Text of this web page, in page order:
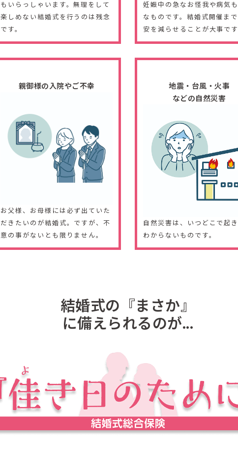
もいらっしゃいます。無理をして
楽しめない結婚式を行うのは残念
です。
妊娠中の急なお怪我や病気
なものです。結婚式開催ま
安を減らせることが大事で
親御様の入院やご不幸
お父様、お母様には必ず出ていた
だきたいのが結婚式。ですが、不
意の事がないとも限りません。
地震・台風・火事
などの自然災害
自然災害は、いつどこで起
わからないものです。
結婚式の『まさか』
に備えられるのが...